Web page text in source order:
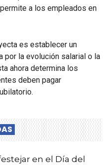
a los empleados en
es establecer un
por la evolución salarial o la
ahora determina los
deben pagar
en el Día del